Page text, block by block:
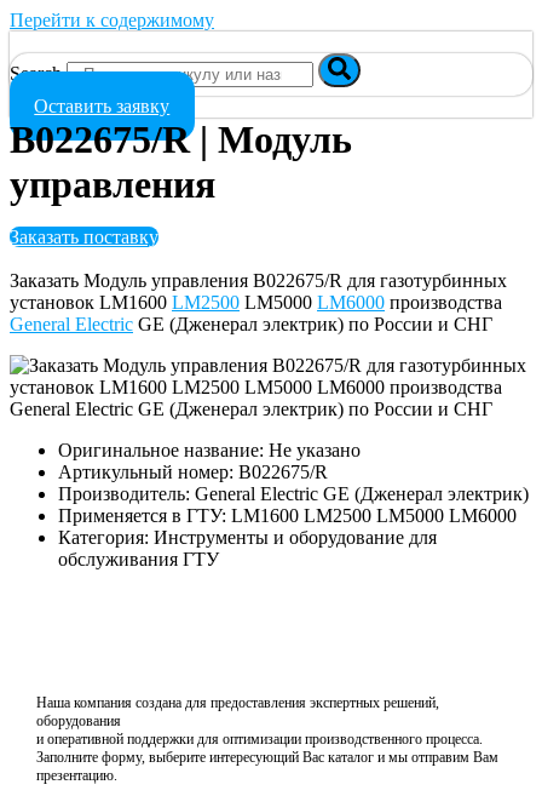
Перейти к содержимому
Search
Оставить заявку
B022675/R | Модуль
управления
Заказать поставку
Заказать Модуль управления B022675/R для газотурбинных
установок LM1600 LM2500 LM5000 LM6000 производства
General Electric GE (Дженерал электрик) по России и СНГ
Оригинальное название: Не указано
Артикульный номер: B022675/R
Производитель: General Electric GE (Дженерал электрик)
Применяется в ГТУ: LM1600 LM2500 LM5000 LM6000
Категория: Инструменты и оборудование для
обслуживания ГТУ
Наша компания создана для предоставления экспертных решений,
оборудования
и оперативной поддержки для оптимизации производственного процесса.
Заполните форму, выберите интересующий Вас каталог и мы отправим Вам
презентацию.